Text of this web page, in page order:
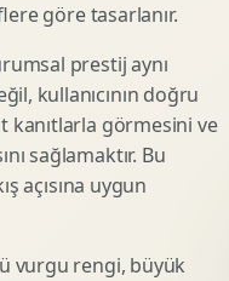
Endustriyel Modelleme
Low Poly Modelleme
High Poly Modelleme
3D Render Alma
Teknik Modelleme
göre tasarlanır.
prestij aynı
kullanıcının doğru
kanıtlarla görmesini ve
sağlamaktır. Bu
açısına uygun
vurgu rengi, büyük